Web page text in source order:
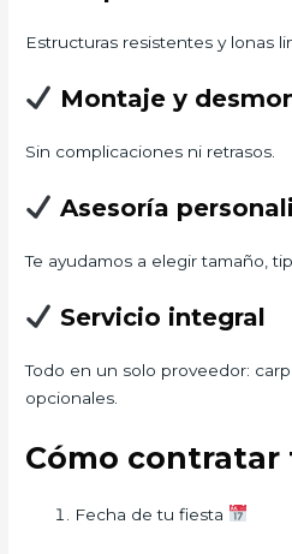
Estructuras resistentes y lonas
Montaje y
Sin complicaciones ni retrasos.
Asesoría
Te ayudamos a elegir tamaño,
Servicio integral
Todo en un solo proveedor:
opcionales.
Cómo
Fecha de tu fiesta